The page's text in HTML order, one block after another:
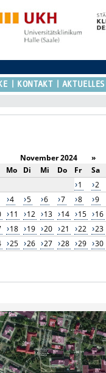
KONTAKT AKTUELLES
November 2024
»
Mo Di Mi Do Fr
Sa
1
2
4 5 6 7 8
9
11 12 13 14 15
16
18 19 20 21 22
23
25 26 27 28 29 30